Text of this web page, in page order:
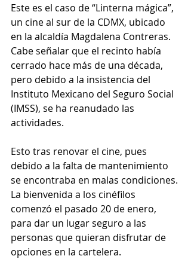
Este es el caso de “Linterna mágica”,
un cine al sur de la CDMX, ubicado
en la alcaldía Magdalena Contreras.
Cabe señalar que el recinto había
cerrado hace más de una década,
pero debido a la insistencia del
Instituto Mexicano del Seguro Social
(IMSS), se ha reanudado las
actividades.
Esto tras renovar el cine, pues
debido a la falta de mantenimiento
se encontraba en malas condiciones.
La bienvenida a los cinéfilos
comenzó el pasado 20 de enero,
para dar un lugar seguro a las
personas que quieran disfrutar de
opciones en la cartelera.